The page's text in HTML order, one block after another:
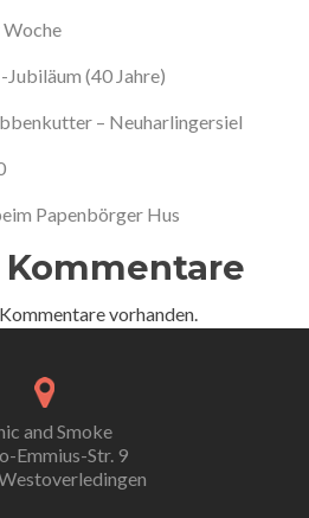
Woche
(40 Jahre)
– Neuharlingersiel
Papenbörger Hus
vorhanden.
and Smoke
Emmius-Str. 9